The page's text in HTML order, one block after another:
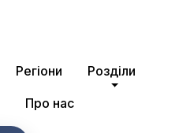
Регіони Розділи
Про нас